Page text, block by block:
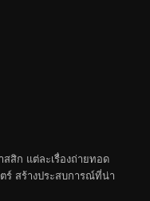
สสิก แต่ละเรื่องถ่ายทอด
ร์ สร้างประสบการณ์ที่น่า